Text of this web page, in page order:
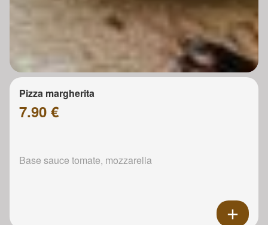
Pizza margherita
7.90 €
Base sauce tomate, mozzarella